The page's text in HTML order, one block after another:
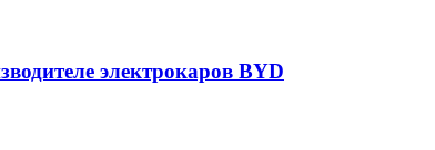
электрокаров BYD